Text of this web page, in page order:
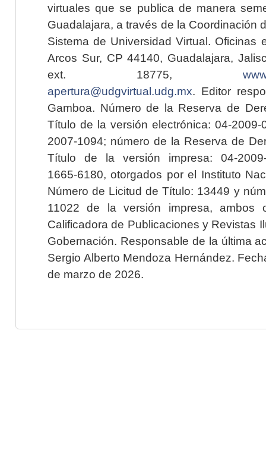
virtuales que se publica de manera
Guadalajara, a través de la Coordinación
Sistema de Universidad Virtual. Oficinas
Arcos Sur, CP 44140, Guadalajara,
ext. 18775,
apertura@udgvirtual.udg.mx. Editor
Gamboa. Número de la Reserva de
Título de la versión electrónica: 04-2009-
2007-1094; número de la Reserva de
Título de la versión impresa: 04-2009-
1665-6180, otorgados por el Instituto
Número de Licitud de Título: 13449 y
11022 de la versión impresa, ambos
Calificadora de Publicaciones y Revistas
Gobernación. Responsable de la última
Sergio Alberto Mendoza Hernández.
de marzo de 2026.